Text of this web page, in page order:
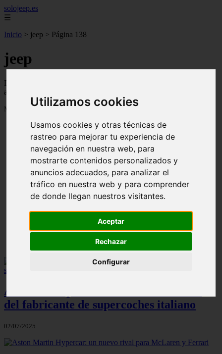
Utilizamos cookies
Usamos cookies y otras técnicas de
rastreo para mejorar tu experiencia de
navegación en nuestra web, para
mostrarte contenidos personalizados y
anuncios adecuados, para analizar el
tráfico en nuestra web y para comprender
de donde llegan nuestros visitantes.
Aceptar
Rechazar
Configurar
solojeep.es
☰
Inicio > jeep > Página 138
jeep
Descubre todas las noticias de la categoría jeep. Artículos
actualizados y contenido de calidad en solojeep.es.
Mostrando 3289 - 3312 de 3338 artículos
▷ Zona Azul Córdoba 《 Horarios y Tarifas 2024 》
Asterion: el primer híbrido enchufable
del fabricante de supercoches italiano
02/07/2025